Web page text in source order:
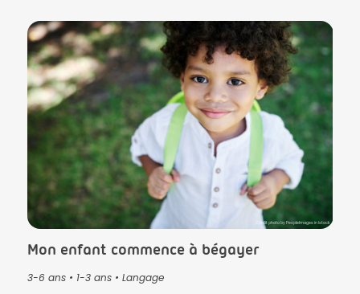
Crédit photo by PeopleImages in Istock
Mon enfant commence à bégayer
3-6 ans• 1-3 ans• Langage